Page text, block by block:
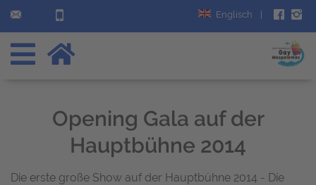
Englisch
Opening Gala auf der
Hauptbühne 2014
Die erste große Show auf der Hauptbühne 2014 - Die